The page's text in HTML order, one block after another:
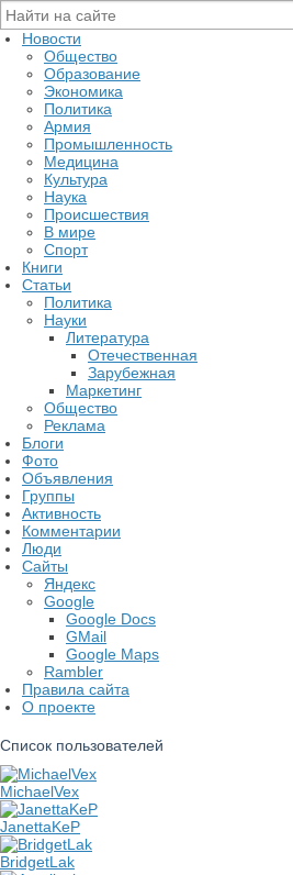
Новости
Общество
Образование
Экономика
Политика
Армия
Промышленность
Медицина
Культура
Наука
Происшествия
В мире
Спорт
Книги
Статьи
Политика
Науки
Литература
Отечественная
Зарубежная
Маркетинг
Общество
Реклама
Блоги
Фото
Объявления
Группы
Активность
Комментарии
Люди
Сайты
Яндекс
Google
Google Docs
GMail
Google Maps
Rambler
Правила сайта
О проекте
Список пользователей
MichaelVex
JanettaKeP
BridgetLak